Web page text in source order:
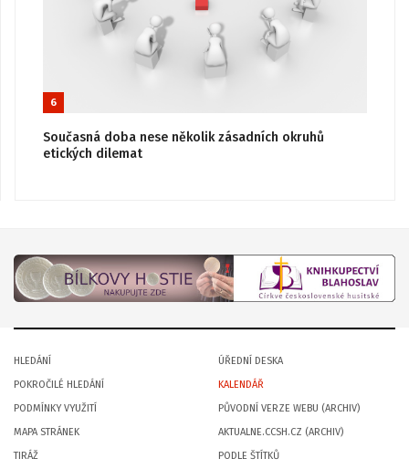
6
Současná doba nese několik zásadních okruhů
etických dilemat
HLEDÁNÍ
POKROČILÉ HLEDÁNÍ
PODMÍNKY VYUŽITÍ
MAPA STRÁNEK
TIRÁŽ
ÚŘEDNÍ DESKA
KALENDÁŘ
PŮVODNÍ VERZE WEBU (ARCHIV)
AKTUALNE.CCSH.CZ (ARCHIV)
PODLE ŠTÍTKŮ